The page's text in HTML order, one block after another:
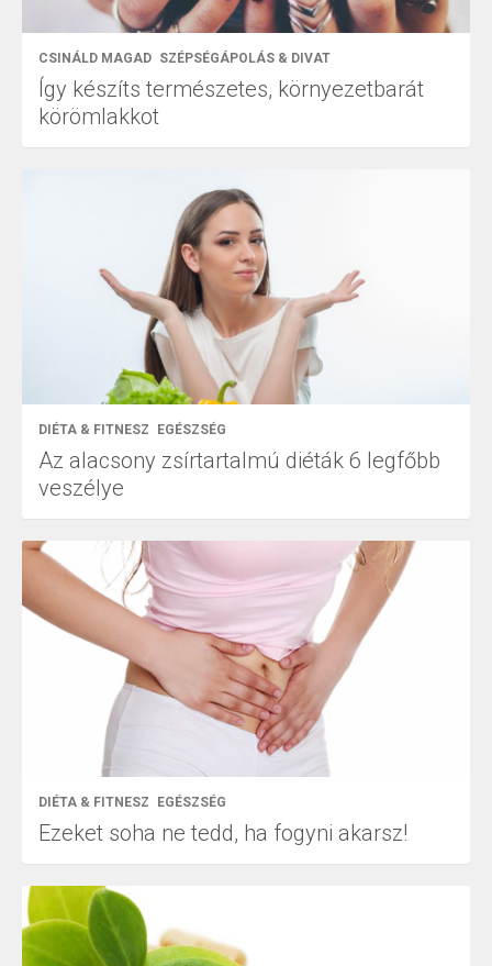
CSINÁLD MAGAD SZÉPSÉGÁPOLÁS & DIVAT
Így készíts természetes, környezetbarát
körömlakkot
DIÉTA & FITNESZ EGÉSZSÉG
Az alacsony zsírtartalmú diéták 6 legfőbb
veszélye
DIÉTA & FITNESZ EGÉSZSÉG
Ezeket soha ne tedd, ha fogyni akarsz!